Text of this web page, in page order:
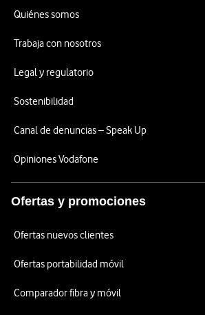
Quiénes somos
Trabaja con nosotros
Legal y regulatorio
Sostenibilidad
Canal de denuncias – Speak Up
Opiniones Vodafone
Ofertas y promociones
Ofertas nuevos clientes
Ofertas portabilidad móvil
Comparador fibra y móvil